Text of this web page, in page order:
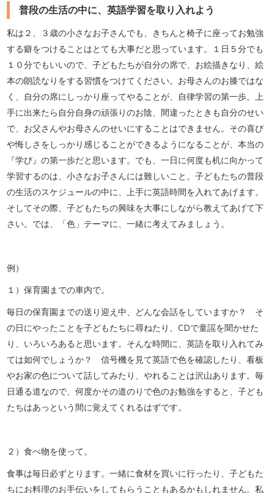
普段の生活の中に、英語学習を取り入れよう
私は２、３歳の小さなお子さんでも、きちんと椅子に座ってお勉強
する癖をつけることはとても大事だと思っています。１日５分でも
１０分でもいいので、子どもたちが自分の席で、お絵描きなり、絵
本の朗読なりをする習慣をつけてください。お母さんのお膝ではな
く、自分の席にしっかり座ってやることが、自律学習の第一歩。上
手に出来たら自分自身の頑張りのお陰、間違ったときも自分のせい
で、お父さんやお母さんのせいにすることはできません。その喜び
や悔しさをしっかり感じることができるようになることが、本当の
『学び』の第一歩だと思います。でも、一日に何度も机に向かって
学習するのは、小さなお子さんには難しいこと。子どもたちの普段
の生活のスケジュールの中に、上手に英語時間を入れてあげます。
そしてその際、子どもたちの興味を大事にしながら教えてあげて下
さい。では、「色」テーマに、一緒に考えてみましょう。
例）
１）保育園までの車内で。
毎日の保育園までの送り迎え中、どんな会話をしていますか？ そ
の日にやったことを子どもたちに尋ねたり、CDで童謡を聞かせた
り、いろいろあると思います。そんな時間に、英語を取り入れてみ
ては如何でしょうか？ 信号機を見て英語で色を確認したり、看板
やお家の色について話してみたり、やれることは沢山あります。毎
日通る道なので、何度かその道のりで色のお勉強をすると、子ども
たちはあっという間に覚えてくれるはずです。
２）食べ物を使って。
食事は毎日必ずとります。一緒に食材を買いに行ったり、子どもた
ちにお料理のお手伝いをしてもらうこともあるかもしれません。私